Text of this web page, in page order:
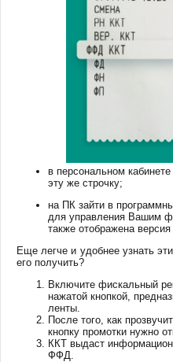
в персональном
эту же строчку;
на ПК зайти в
для управления Вашим
также отображена
Еще легче и удобнее узнать
его получить?
Включите фискальный
нажатой кнопкой,
ленты.
После того, как
кнопку промотки нужно
ККТ выдаст
ФФД.